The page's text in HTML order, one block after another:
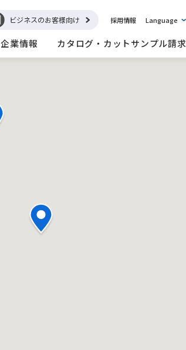
企業情報 カタログ・カットサンプル請求
ビジネスのお客様向け 採用情報 Language